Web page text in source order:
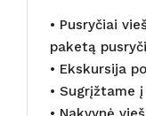
• Pusryčiai
paketą
• Ekskursija
• Sugrįžtame